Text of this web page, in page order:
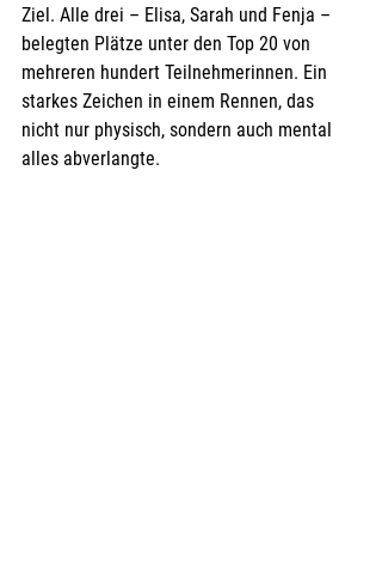
Ziel. Alle drei – Elisa, Sarah und Fenja –
belegten Plätze unter den Top 20 von
mehreren hundert Teilnehmerinnen. Ein
starkes Zeichen in einem Rennen, das
nicht nur physisch, sondern auch mental
alles abverlangte.